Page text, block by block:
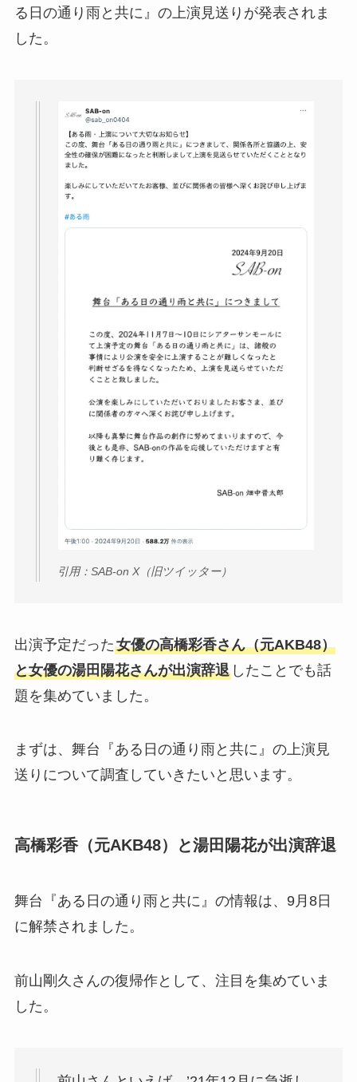
る日の通り雨と共に』の上演見送りが発表されま
した。
引用：SAB-on X（旧ツイッター）
出演予定だった女優の高橋彩香さん（元AKB48）
と女優の湯田陽花さんが出演辞退したことでも話
題を集めていました。
まずは、舞台『ある日の通り雨と共に』の上演見
送りについて調査していきたいと思います。
高橋彩香（元AKB48）と湯田陽花が出演辞退
舞台『ある日の通り雨と共に』の情報は、9月8日
に解禁されました。
前山剛久さんの復帰作として、注目を集めていま
した。